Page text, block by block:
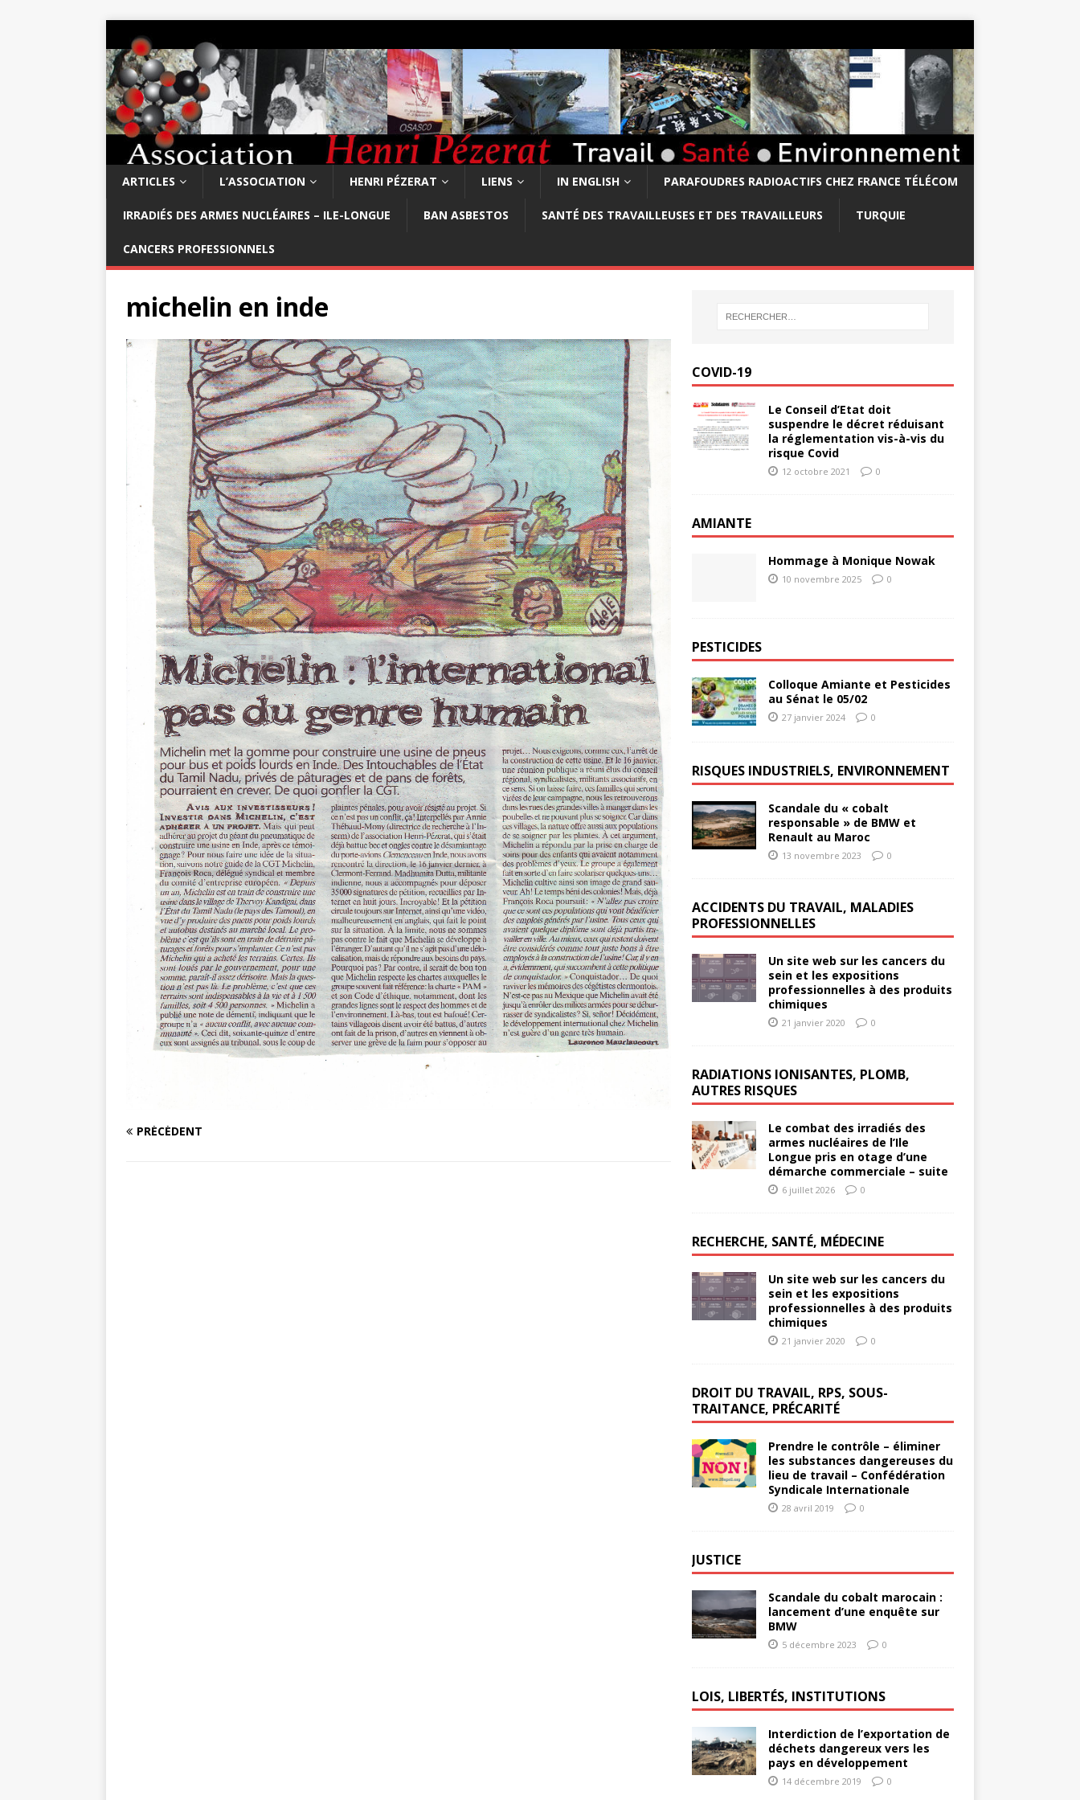
ARTICLES L’ASSOCIATION HENRI PÉZERAT LIENS IN ENGLISH PARAFOUDRES RADIOACTIFS CHEZ FRANCE TÉLÉCOM
IRRADIÉS DES ARMES NUCLÉAIRES – ILE-LONGUE BAN ASBESTOS SANTÉ DES TRAVAILLEUSES ET DES TRAVAILLEURS TURQUIE
CANCERS PROFESSIONNELS
michelin en inde
PRÉCÉDENT
COVID-19
Le Conseil d’Etat doit
suspendre le décret réduisant
la réglementation vis-à-vis du
risque Covid
12 octobre 2021 0
AMIANTE
Hommage à Monique Nowak
10 novembre 2025 0
PESTICIDES
Colloque Amiante et Pesticides
au Sénat le 05/02
27 janvier 2024 0
RISQUES INDUSTRIELS, ENVIRONNEMENT
Scandale du « cobalt
responsable » de BMW et
Renault au Maroc
13 novembre 2023 0
ACCIDENTS DU TRAVAIL, MALADIES
PROFESSIONNELLES
Un site web sur les cancers du
sein et les expositions
professionnelles à des produits
chimiques
21 janvier 2020 0
RADIATIONS IONISANTES, PLOMB,
AUTRES RISQUES
Le combat des irradiés des
armes nucléaires de l’Ile
Longue pris en otage d’une
démarche commerciale – suite
6 juillet 2026 0
RECHERCHE, SANTÉ, MÉDECINE
Un site web sur les cancers du
sein et les expositions
professionnelles à des produits
chimiques
21 janvier 2020 0
DROIT DU TRAVAIL, RPS, SOUS-
TRAITANCE, PRÉCARITÉ
Prendre le contrôle – éliminer
les substances dangereuses du
lieu de travail – Confédération
Syndicale Internationale
28 avril 2019 0
JUSTICE
Scandale du cobalt marocain :
lancement d’une enquête sur
BMW
5 décembre 2023 0
LOIS, LIBERTÉS, INSTITUTIONS
Interdiction de l’exportation de
déchets dangereux vers les
pays en développement
14 décembre 2019 0